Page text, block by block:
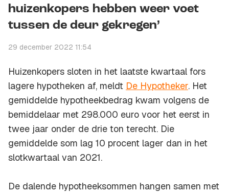
huizenkopers hebben weer voet
tussen de deur gekregen’
29 december 2022 11:54
Huizenkopers sloten in het laatste kwartaal fors
lagere hypotheken af, meldt De Hypotheker. Het
gemiddelde hypotheekbedrag kwam volgens de
bemiddelaar met 298.000 euro voor het eerst in
twee jaar onder de drie ton terecht. Die
gemiddelde som lag 10 procent lager dan in het
slotkwartaal van 2021.
De dalende hypotheeksommen hangen samen met